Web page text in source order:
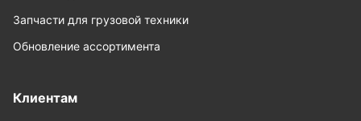
Запчасти для грузовой техники
Обновление ассортимента
Клиентам